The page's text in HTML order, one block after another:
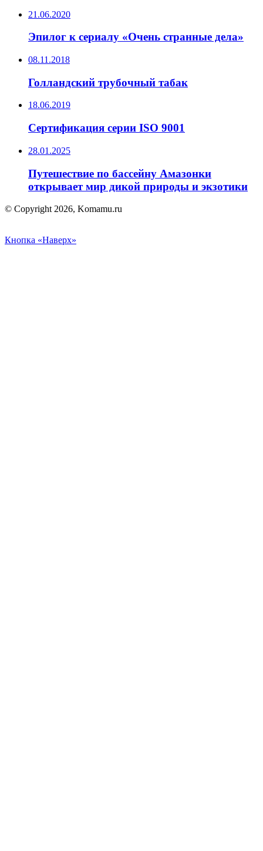
21.06.2020
Эпилог к сериалу «Очень странные дела»
08.11.2018
Голландский трубочный табак
18.06.2019
Сертификация серии ISO 9001
28.01.2025
Путешествие по бассейну Амазонки
открывает мир дикой природы и экзотики
© Copyright 2026, Komamu.ru
Кнопка «Наверх»